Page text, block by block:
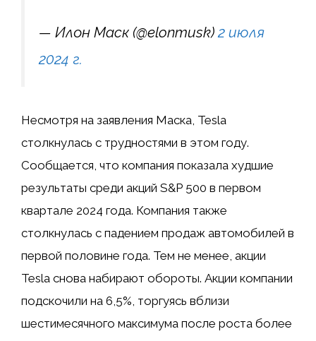
— Илон Маск (@elonmusk)2 июля
2024 г.
Несмотря на заявления Маска, Tesla
столкнулась с трудностями в этом году.
Сообщается, что компания показала худшие
результаты среди акций S&P 500 в первом
квартале 2024 года. Компания также
столкнулась с падением продаж автомобилей в
первой половине года. Тем не менее, акции
Tesla снова набирают обороты. Акции компании
подскочили на 6,5%, торгуясь вблизи
шестимесячного максимума после роста более